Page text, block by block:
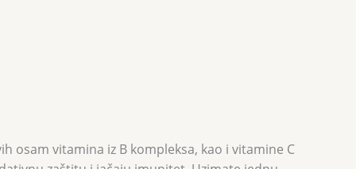
osam vitamina iz B kompleksa, kao i vitamine C